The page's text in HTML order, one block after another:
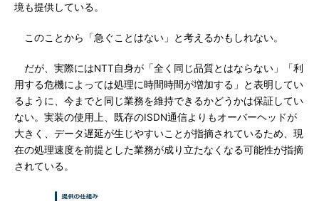
境も提供している。
このことから「急ぐことはない」と考えるかもしれない。
だが、実際にはNTT自身が「全く同じ品質とはならない」「利
用する危機によっては処理に時間時間が増加する」と表明してい
るように、今までと同じ業務を維持できるかどうかは保証してい
ない。実装の使用上、既存のISDN通信よりもオーバーヘッドが
大きく、データ遅延が生じやすいことが指摘されているため、現
在の処理速度を前提とした業務が成り立たなくなる可能性が指摘
されている。